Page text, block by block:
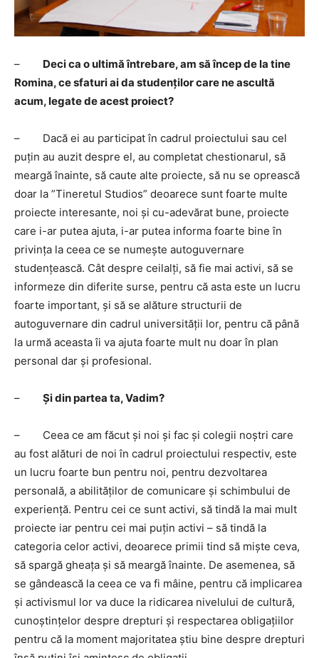
– Deci ca o ultimă întrebare, am să încep de la tine
Romina, ce sfaturi ai da studenților care ne ascultă
acum, legate de acest proiect?
– Dacă ei au participat în cadrul proiectului sau cel
puțin au auzit despre el, au completat chestionarul, să
meargă înainte, să caute alte proiecte, să nu se oprească
doar la ”Tineretul Studios” deoarece sunt foarte multe
proiecte interesante, noi și cu-adevărat bune, proiecte
care i-ar putea ajuta, i-ar putea informa foarte bine în
privința la ceea ce se numește autoguvernare
studențească. Cât despre ceilalți, să fie mai activi, să se
informeze din diferite surse, pentru că asta este un lucru
foarte important, și să se alăture structurii de
autoguvernare din cadrul universității lor, pentru că până
la urmă aceasta îi va ajuta foarte mult nu doar în plan
personal dar și profesional.
– Și din partea ta, Vadim?
– Ceea ce am făcut și noi și fac și colegii noștri care
au fost alături de noi în cadrul proiectului respectiv, este
un lucru foarte bun pentru noi, pentru dezvoltarea
personală, a abilităților de comunicare și schimbului de
experiență. Pentru cei ce sunt activi, să tindă la mai mult
proiecte iar pentru cei mai puțin activi – să tindă la
categoria celor activi, deoarece primii tind să miște ceva,
să spargă gheața și să meargă înainte. De asemenea, să
se gândească la ceea ce va fi mâine, pentru că implicarea
și activismul lor va duce la ridicarea nivelului de cultură,
cunoștințelor despre drepturi și respectarea obligațiilor
pentru că la moment majoritatea știu bine despre drepturi